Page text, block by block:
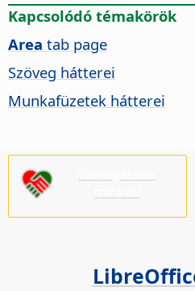
Kapcsolódó témakörök
Area tab page
Szöveg hátterei
Munkafüzetek hátterei